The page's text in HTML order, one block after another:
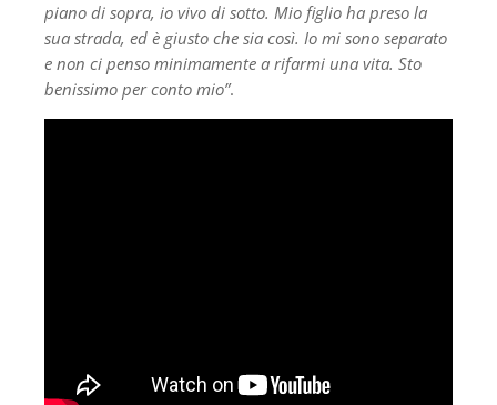
piano di sopra, io vivo di sotto. Mio figlio ha preso la
sua strada, ed è giusto che sia così. Io mi sono separato
e non ci penso minimamente a rifarmi una vita. Sto
benissimo per conto mio”.